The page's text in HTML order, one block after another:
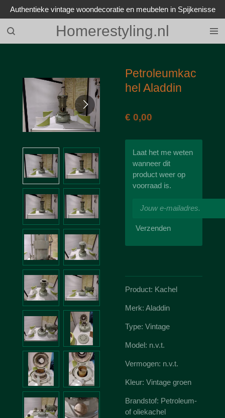
Ga
direct
naar
de
Homerestyling.nl
Authentieke vintage woondecoratie en meubelen in Spijkenisse
Petroleumkac
hel Aladdin
€ 0,00
Laat het me weten
wanneer dit
product weer op
voorraad is.
Verzenden
Product: Kachel
Merk: Aladdin
Type: Vintage
Model: n.v.t.
Vermogen: n.v.t.
Kleur: Vintage groen
Brandstof: Petroleum-
of oliekachel